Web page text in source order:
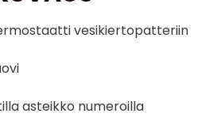
vesikiertopatteriin
asteikko numeroilla